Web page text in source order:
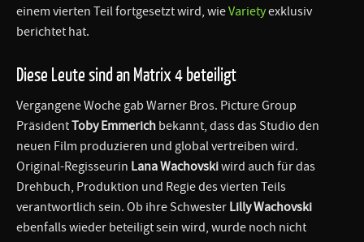
einem vierten Teil fortgesetzt wird, wieVarietyexklusiv
berichtet hat.
Diese Leute sind an Matrix 4 beteiligt
Vergangene Woche gab Warner Bros. Picture Group
PräsidentToby Emmerich bekannt, dass das Studio den
neuen Film produzieren und global vertreiben wird.
Original-Regisseurin Lana Wachovskiwird auch für das
Drehbuch, Produktion und Regie des vierten Teils
verantwortlich sein. Ob ihre Schwester Lilly Wachovski
ebenfalls wieder beteiligt sein wird, wurde noch nicht